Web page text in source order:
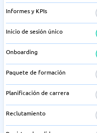
Informes y KPIs
Inicio de sesión único
Onboarding
Paquete de formación
Planificación de carrera
Reclutamiento